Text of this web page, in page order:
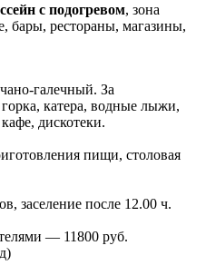
с подогревом, зона
бары, рестораны, магазины,
галечный. За
катера, водные лыжи,
дискотеки.
пищи, столовая
заселение после 12.00 ч.
— 11800 руб.